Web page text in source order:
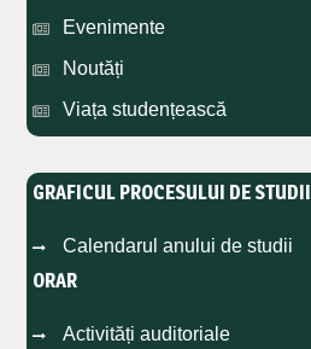
Evenimente
Noutăți
Viața studențească
GRAFICUL PROCESULUI DE STUDII
Calendarul anului de studii
ORAR
Activități auditoriale